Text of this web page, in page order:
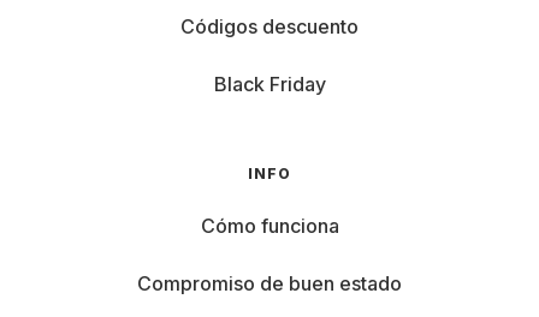
Códigos descuento
Black Friday
INFO
Cómo funciona
Compromiso de buen estado